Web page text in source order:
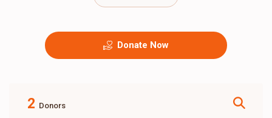
Donate Now
2 Donors